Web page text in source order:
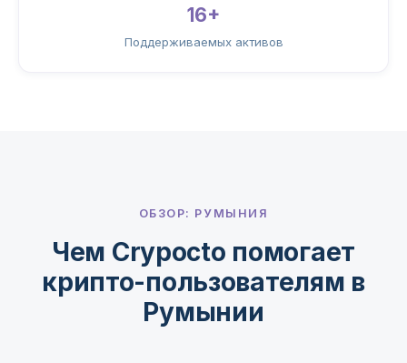
16+
Поддерживаемых активов
ОБЗОР: РУМЫНИЯ
Чем Crypocto помогает
крипто-пользователям в
Румынии